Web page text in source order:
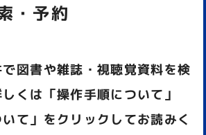
・予約
図書や雑誌・視聴覚資料を検
くは「操作手順について」
いて」をクリックしてお読みく